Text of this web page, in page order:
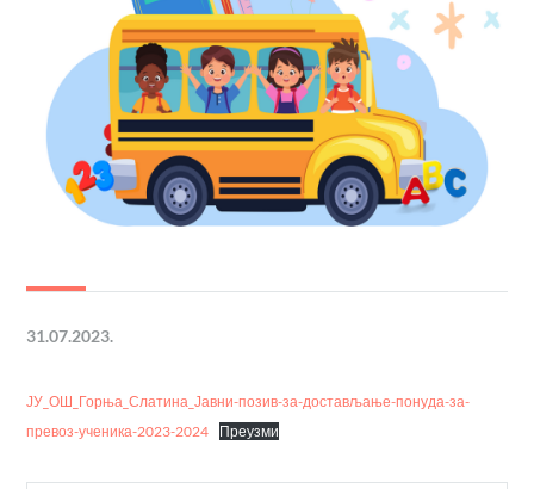
31.07.2023.
ЈУ_ОШ_Горња_Слатина_Јавни-позив-за-достављање-понуда-за-
превоз-ученика-2023-2024
Преузми